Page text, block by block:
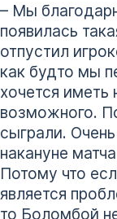
– Мы
появилась
отпустил
как будто мы
хочется иметь
возможного.
сыграли.
накануне
Потому что
является
то Боломбой